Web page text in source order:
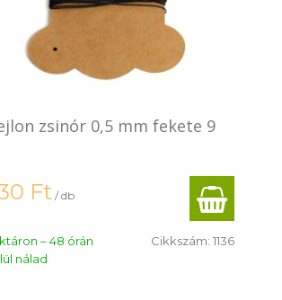
zsinór 0,5 mm fekete 9
Ft / db
– 48 órán
nálad
Cikkszám: 1136